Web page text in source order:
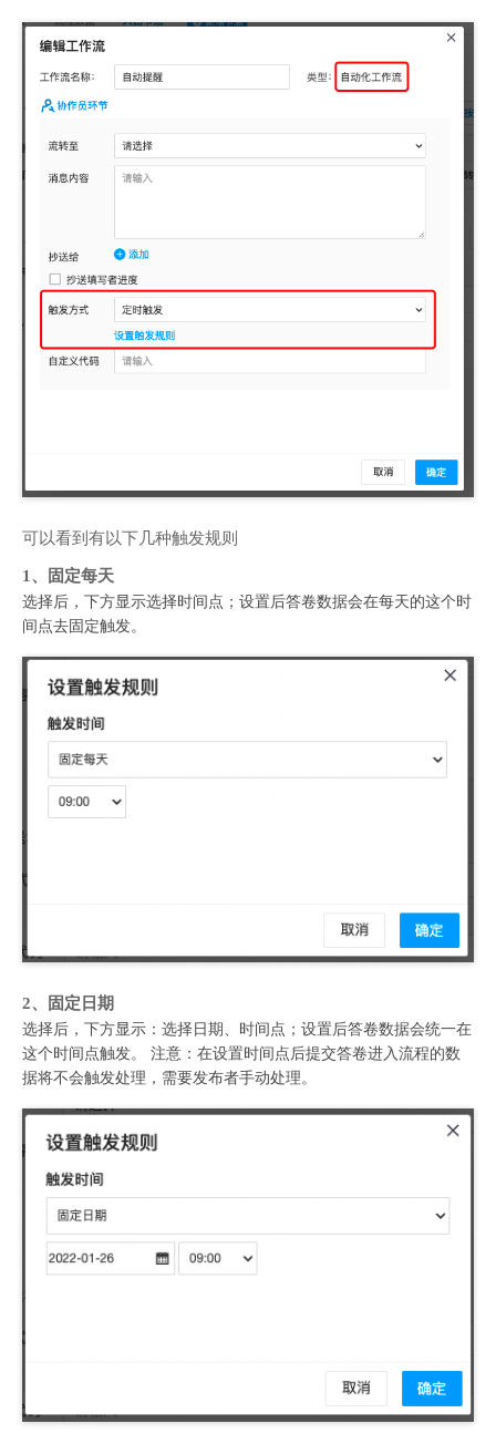
可以看到有以下几种触发规则
1、固定每天
选择后，下方显示选择时间点；设置后答卷数据会在每天的这个时
间点去固定触发。
2、固定日期
选择后，下方显示：选择日期、时间点；设置后答卷数据会统一在
这个时间点触发。 注意：在设置时间点后提交答卷进入流程的数
据将不会触发处理，需要发布者手动处理。